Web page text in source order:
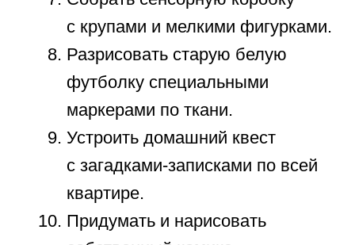
ЗАПИШИТЕСЬ
НА БЕСПЛАТНОЕ
ВВОДНОЕ ЗАНЯТИЕ